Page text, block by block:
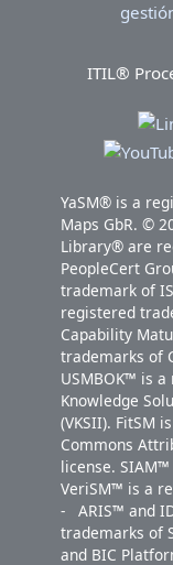
ITIL®
YaSM® is a
Maps GbR. ©
Library® are
PeopleCert
trademark of
registered
Capability
trademarks of
USMBOK™ is
Knowledge
(VKSII). FitSM
Commons
license.
VeriSM™ is a
- ARIS™ and
trademarks of
and BIC